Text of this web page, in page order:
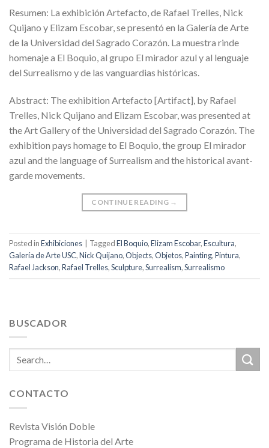
Resumen: La exhibición Artefacto, de Rafael Trelles, Nick
Quijano y Elizam Escobar, se presentó en la Galería de Arte
de la Universidad del Sagrado Corazón. La muestra rinde
homenaje a El Boquio, al grupo El mirador azul y al lenguaje
del Surrealismo y de las vanguardias históricas.
Abstract: The exhibition Artefacto [Artifact], by Rafael
Trelles, Nick Quijano and Elizam Escobar, was presented at
the Art Gallery of the Universidad del Sagrado Corazón. The
exhibition pays homage to El Boquio, the group El mirador
azul and the language of Surrealism and the historical avant-
garde movements.
CONTINUE READING →
Posted inExhibiciones TaggedEl Boquio,Elizam Escobar,Escultura,
Galería de Arte USC,Nick Quijano,Objects,Objetos,Painting,Pintura,
Rafael Jackson,Rafael Trelles,Sculpture,Surrealism,Surrealismo
BUSCADOR
CONTACTO
Revista Visión Doble
Programa de Historia del Arte